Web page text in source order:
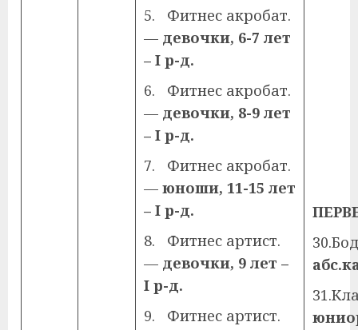
5. Фитнес акробат.
— девочки, 6-7 лет
– I р-д.
6. Фитнес акробат.
— девочки, 8-9 лет
– I р-д.
7. Фитнес акробат.
— юноши, 11-15 лет
– I р-д.
8. Фитнес артист.
— девочки, 9 лет –
I р-д.
9. Фитнес артист.